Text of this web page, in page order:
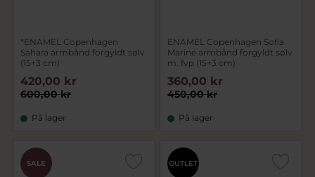
*ENAMEL Copenhagen
Sahara armbånd forgyldt sølv
(15+3 cm)
600,00 kr
420,00 kr
På lager
ENAMEL Copenhagen Sofia
Marine armbånd forgyldt sølv
m. fvp (15+3 cm)
450,00 kr
360,00 kr
På lager
SALE OUTLET